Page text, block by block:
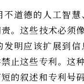
道德的人工智
。这些技术必须
明应该扩展到
止这些专利。
的叙述和专利号